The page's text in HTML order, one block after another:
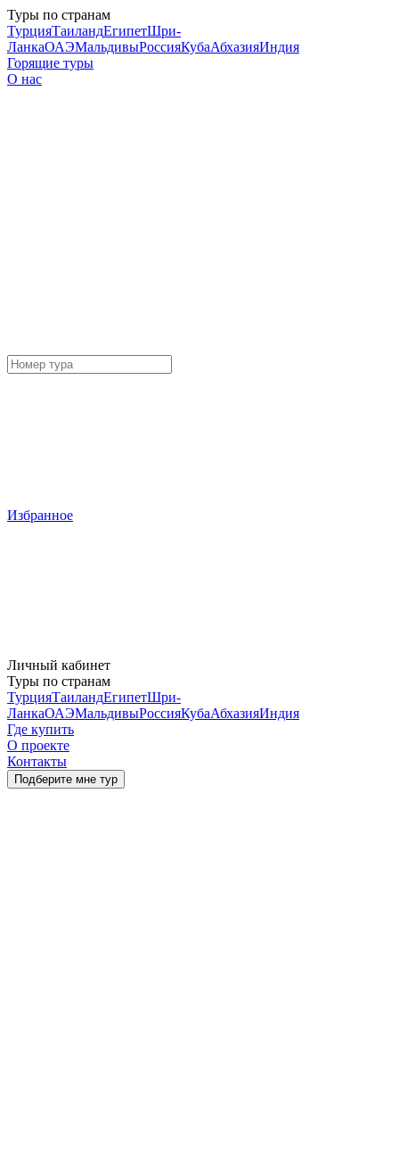
Туры по странам
ТурцияТаиландЕгипетШри-
ЛанкаОАЭМальдивыРоссияКубаАбхазияИндия
Горящие туры
О нас
Избранное
Личный кабинет
Туры по странам
ТурцияТаиландЕгипетШри-
ЛанкаОАЭМальдивыРоссияКубаАбхазияИндия
Где купить
О проекте
Контакты
Подберите мне тур